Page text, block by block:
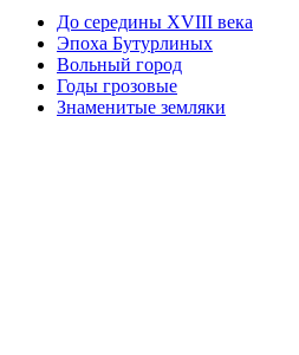
До середины XVIII века
Эпоха Бутурлиных
Вольный город
Годы грозовые
Знаменитые земляки